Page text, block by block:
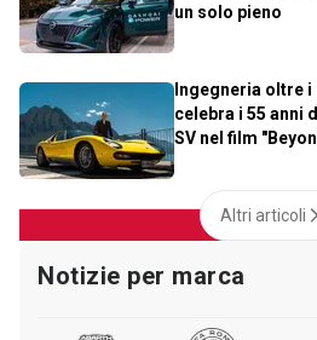
un solo pieno
Ingegneria oltre
celebra i 55 anni
SV nel film
Altri articoli
Notizie per marca